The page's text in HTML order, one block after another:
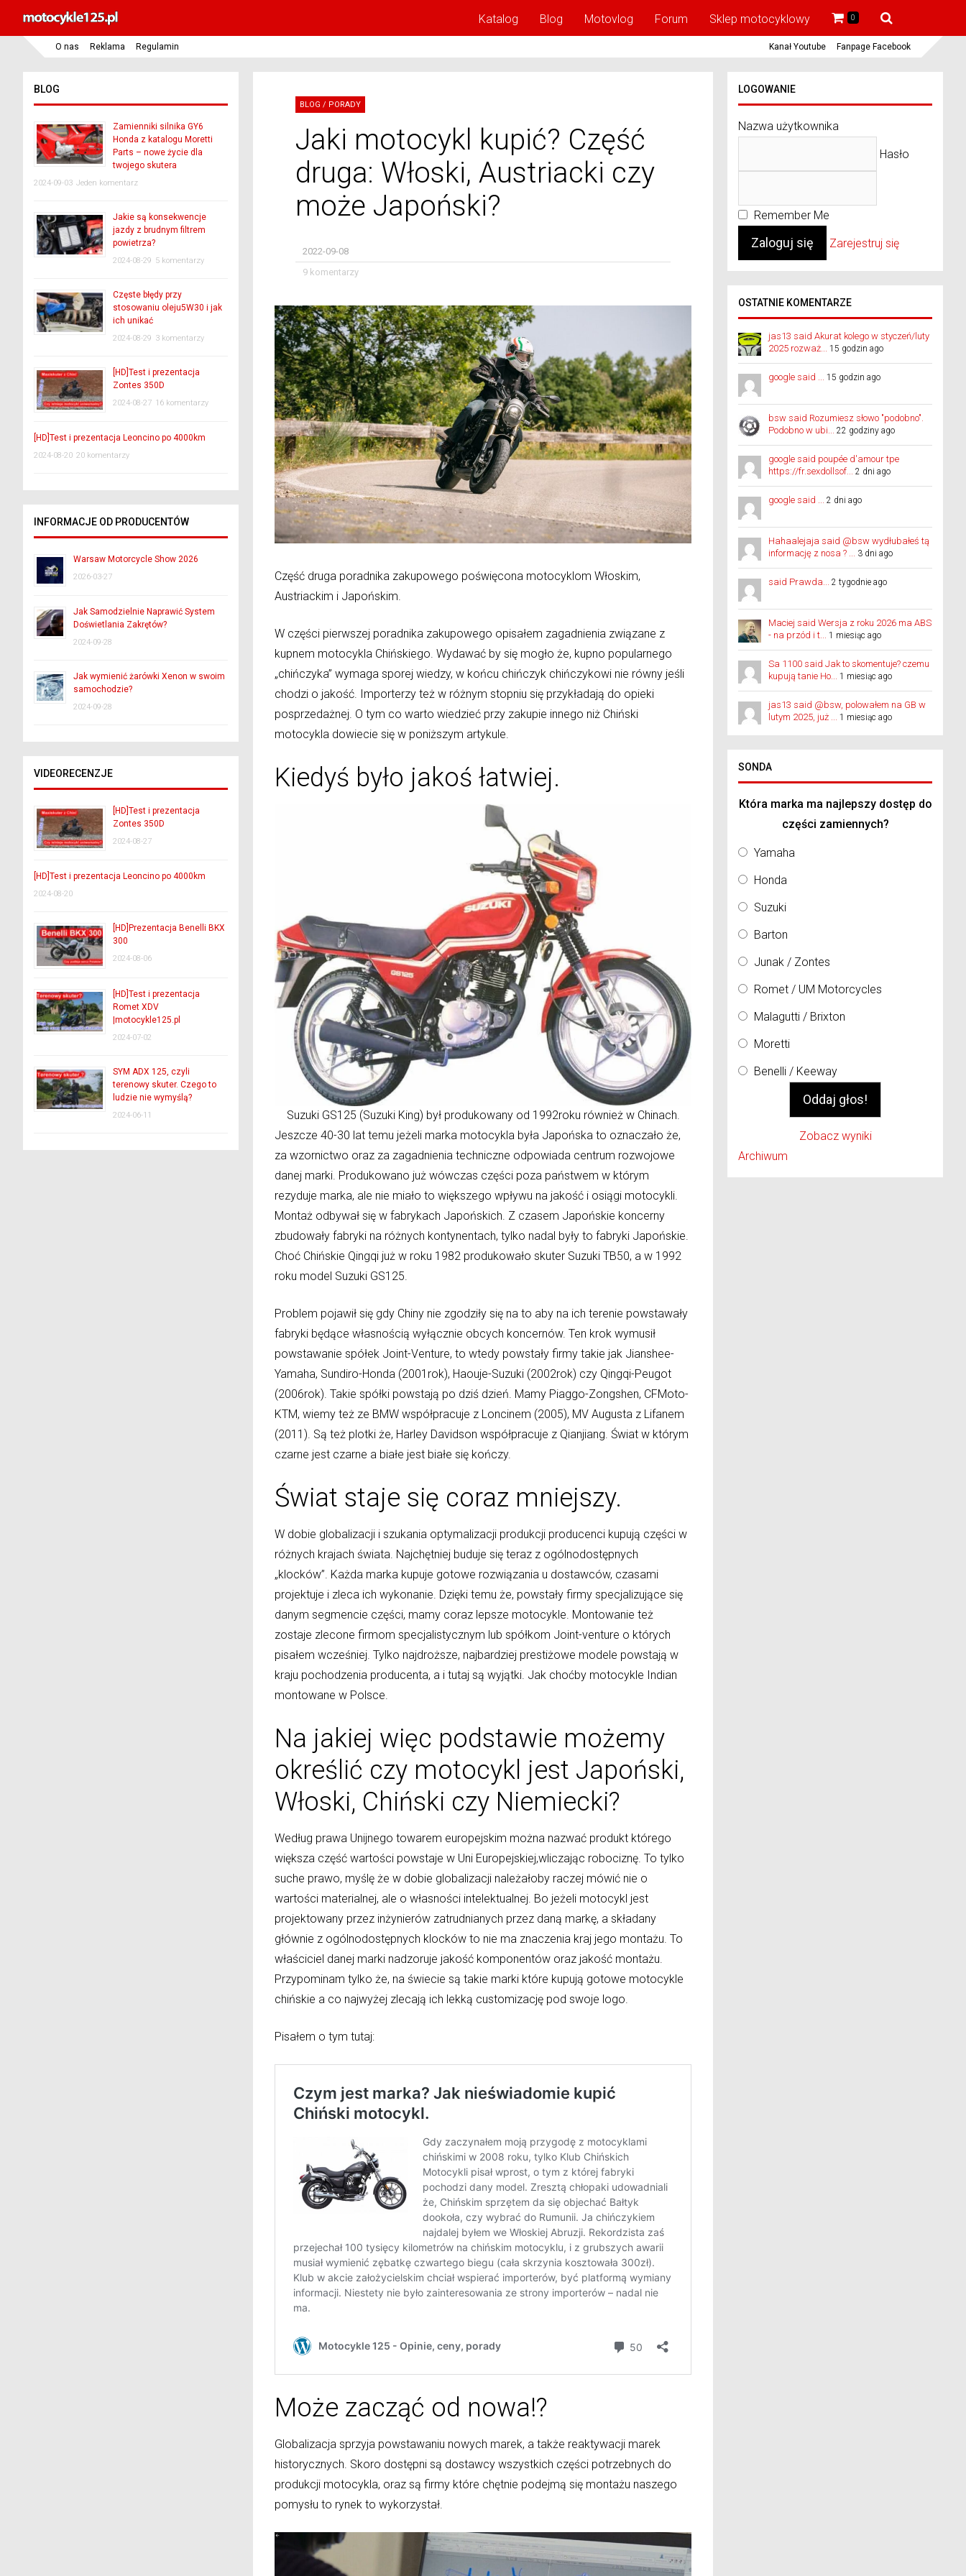
Katalog Blog Motovlog Forum Sklep motocyklowy 0
O nas Reklama Regulamin Kanał Youtube Fanpage Facebook
BLOG / PORADY
Jaki motocykl kupić? Część
druga: Włoski, Austriacki czy
może Japoński?
2022-09-08
9 komentarzy
Część druga poradnika zakupowego poświęcona motocyklom Włoskim,
Austriackim i Japońskim.
W części pierwszej poradnika zakupowego opisałem zagadnienia związane z
kupnem motocykla Chińskiego. Wydawać by się mogło że, kupno popularnego
„chińczyka” wymaga sporej wiedzy, w końcu chińczyk chińczykowi nie równy jeśli
chodzi o jakość. Importerzy też w różnym stopniu się przykładają do opieki
posprzedażnej. O tym co warto wiedzieć przy zakupie innego niż Chiński
motocykla dowiecie się w poniższym artykule.
Kiedyś było jakoś łatwiej.
Suzuki GS125 (Suzuki King) był produkowany od 1992roku również w Chinach.
Jeszcze 40-30 lat temu jeżeli marka motocykla była Japońska to oznaczało że,
za wzornictwo oraz za zagadnienia techniczne odpowiada centrum rozwojowe
danej marki. Produkowano już wówczas części poza państwem w którym
rezyduje marka, ale nie miało to większego wpływu na jakość i osiągi motocykli.
Montaż odbywał się w fabrykach Japońskich. Z czasem Japońskie koncerny
zbudowały fabryki na różnych kontynentach, tylko nadal były to fabryki Japońskie.
Choć Chińskie Qingqi już w roku 1982 produkowało skuter Suzuki TB50, a w 1992
roku model Suzuki GS125.
Problem pojawił się gdy Chiny nie zgodziły się na to aby na ich terenie powstawały
fabryki będące własnością wyłącznie obcych koncernów. Ten krok wymusił
powstawanie spółek Joint-Venture, to wtedy powstały firmy takie jak Jianshee-
Yamaha, Sundiro-Honda (2001rok), Haouje-Suzuki (2002rok) czy Qingqi-Peugot
(2006rok). Takie spółki powstają po dziś dzień. Mamy Piaggo-Zongshen, CFMoto-
KTM, wiemy też ze BMW współpracuje z Loncinem (2005), MV Augusta z Lifanem
(2011). Są też plotki że, Harley Davidson współpracuje z Qianjiang. Świat w którym
czarne jest czarne a białe jest białe się kończy.
Świat staje się coraz mniejszy.
W dobie globalizacji i szukania optymalizacji produkcji producenci kupują części w
różnych krajach świata. Najchętniej buduje się teraz z ogólnodostępnych
„klocków”. Każda marka kupuje gotowe rozwiązania u dostawców, czasami
projektuje i zleca ich wykonanie. Dzięki temu że, powstały firmy specjalizujące się
danym segmencie części, mamy coraz lepsze motocykle. Montowanie też
zostaje zlecone firmom specjalistycznym lub spółkom Joint-venture o których
pisałem wcześniej. Tylko najdroższe, najbardziej prestiżowe modele powstają w
kraju pochodzenia producenta, a i tutaj są wyjątki. Jak choćby motocykle Indian
montowane w Polsce.
Na jakiej więc podstawie możemy
określić czy motocykl jest Japoński,
Włoski, Chiński czy Niemiecki?
Według prawa Unijnego towarem europejskim można nazwać produkt którego
większa część wartości powstaje w Uni Europejskiej,wliczając robociznę. To tylko
suche prawo, myślę że w dobie globalizacji należałoby raczej mówić nie o
wartości materialnej, ale o własności intelektualnej. Bo jeżeli motocykl jest
projektowany przez inżynierów zatrudnianych przez daną markę, a składany
głównie z ogólnodostępnych klocków to nie ma znaczenia kraj jego montażu. To
właściciel danej marki nadzoruje jakość komponentów oraz jakość montażu.
Przypominam tylko że, na świecie są takie marki które kupują gotowe motocykle
chińskie a co najwyżej zlecają ich lekką customizację pod swoje logo.
Pisałem o tym tutaj:
Może zacząć od nowa!?
Globalizacja sprzyja powstawaniu nowych marek, a także reaktywacji marek
historycznych. Skoro dostępni są dostawcy wszystkich części potrzebnych do
produkcji motocykla, oraz są firmy które chętnie podejmą się montażu naszego
pomysłu to rynek to wykorzystał.
BLOG
Zamienniki silnika GY6
Honda z katalogu Moretti
Parts – nowe życie dla
twojego skutera
2024-09-03 Jeden komentarz
Jakie są konsekwencje
jazdy z brudnym filtrem
powietrza?
2024-08-29 5 komentarzy
Częste błędy przy
stosowaniu oleju5W30 i jak
ich unikać
2024-08-29 3 komentarzy
[HD]Test i prezentacja
Zontes 350D
2024-08-27 16 komentarzy
[HD]Test i prezentacja Leoncino po 4000km
2024-08-20 20 komentarzy
INFORMACJE OD PRODUCENTÓW
Warsaw Motorcycle Show 2026
2026-03-27
Jak Samodzielnie Naprawić System
Doświetlania Zakrętów?
2024-09-28
Jak wymienić żarówki Xenon w swoim
samochodzie?
2024-09-28
VIDEORECENZJE
[HD]Test i prezentacja
Zontes 350D
2024-08-27
[HD]Test i prezentacja Leoncino po 4000km
2024-08-20
[HD]Prezentacja Benelli BKX
300
2024-08-06
[HD]Test i prezentacja
Romet XDV
|motocykle125.pl
2024-07-02
SYM ADX 125, czyli
terenowy skuter. Czego to
ludzie nie wymyślą?
2024-06-11
LOGOWANIE
Nazwa użytkownika
Hasło
Remember Me
Zarejestruj się
OSTATNIE KOMENTARZE
jas13 said Akurat kolego w styczeń/luty
2025 rozważ... 15 godzin ago
google said ... 15 godzin ago
bsw said Rozumiesz słowo "podobno".
Podobno w ubi... 22 godziny ago
google said poupée d'amour tpe
https://fr.sexdollsof... 2 dni ago
google said ... 2 dni ago
Hahaalejaja said @bsw wydłubałeś tą
informację z nosa ? ... 3 dni ago
said Prawda... 2 tygodnie ago
Maciej said Wersja z roku 2026 ma ABS
- na przód i t... 1 miesiąc ago
Sa 1100 said Jak to skomentuje? czemu
kupują tanie Ho... 1 miesiąc ago
jas13 said @bsw, polowałem na GB w
lutym 2025, już ... 1 miesiąc ago
SONDA
Która marka ma najlepszy dostęp do
części zamiennych?
Yamaha
Honda
Suzuki
Barton
Junak / Zontes
Romet / UM Motorcycles
Malagutti / Brixton
Moretti
Benelli / Keeway
Zobacz wyniki
Archiwum